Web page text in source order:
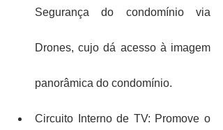
Segurança do condomínio via
Drones, cujo dá acesso à imagem
panorâmica do condomínio.
Circuito Interno de TV: Promove o